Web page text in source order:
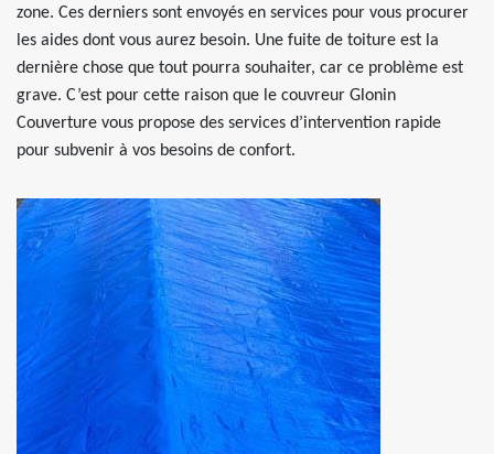
zone. Ces derniers sont envoyés en services pour vous procurer
les aides dont vous aurez besoin. Une fuite de toiture est la
dernière chose que tout pourra souhaiter, car ce problème est
grave. C’est pour cette raison que le couvreur Glonin
Couverture vous propose des services d’intervention rapide
pour subvenir à vos besoins de confort.